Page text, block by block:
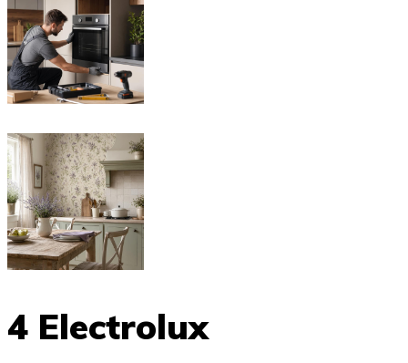
4 Electrolux